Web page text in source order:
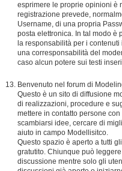
esprimere le proprie opinioni è
registrazione prevede,
Username, di una propria
posta elettronica. In tal modo è
la responsabilità per i
una corresponsabilità del
caso alcun potere sui testi
Benvenuto nel forum di
Questo è un sito di diffusione
di realizzazioni, procedure e
mettere in contatto persone
scambiarsi idee, cercare di
aiuto in campo Modellisitco.
Questo spazio è aperto a tutti
gratutito. Chiunque può
discussione mentre solo gli